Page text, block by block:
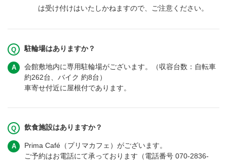
は受け付けはいたしかねますので、ご注意ください。
駐輪場はありますか？
会館敷地内に専用駐輪場がございます。（収容台数：自転車
約262台、バイク 約8台）
車寄せ付近に屋根付であります。
飲食施設はありますか？
Prima Café（プリマカフェ）がございます。
ご予約はお電話にて承っております（電話番号 070-2836-